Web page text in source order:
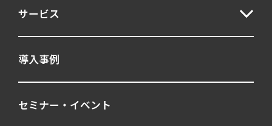
サービス
導入事例
セミナー・イベント